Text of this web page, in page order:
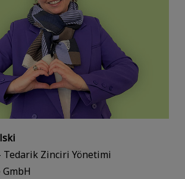
Tedarik Zinciri Yönetimi